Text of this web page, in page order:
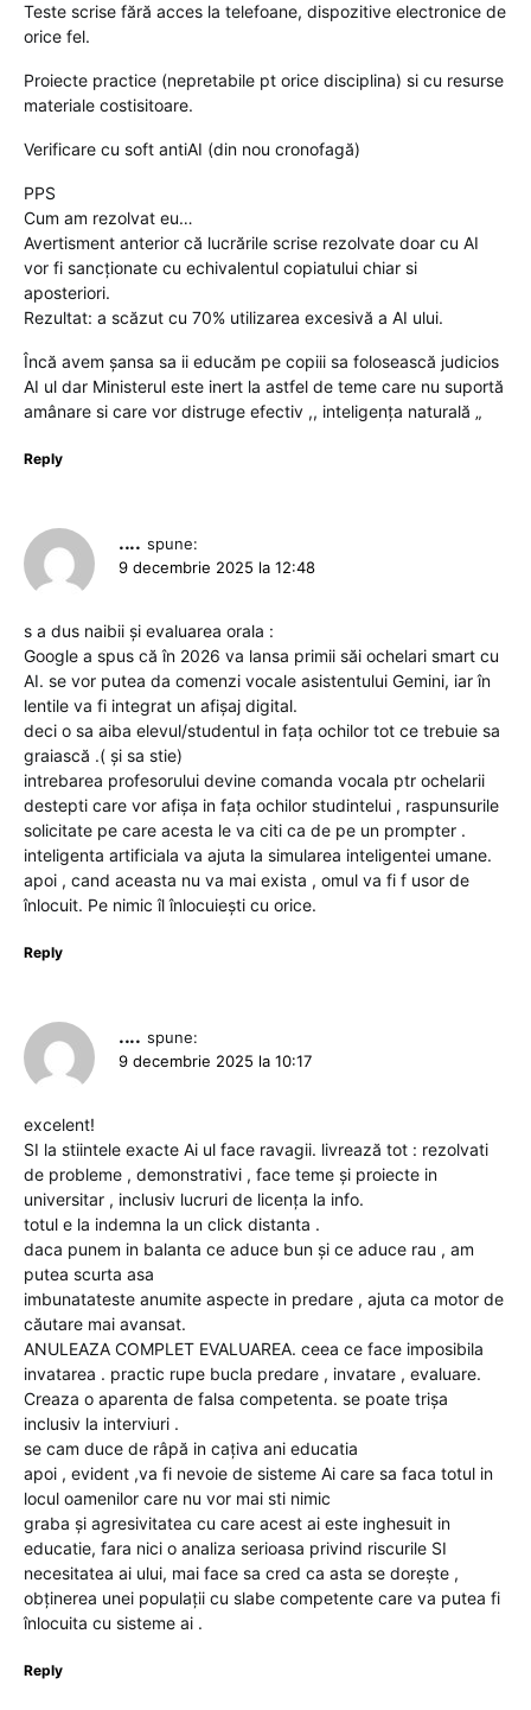
Teste scrise fără acces la telefoane, dispozitive electronice de
orice fel.
Proiecte practice (nepretabile pt orice disciplina) si cu resurse
materiale costisitoare.
Verificare cu soft antiAI (din nou cronofagă)
PPS
Cum am rezolvat eu…
Avertisment anterior că lucrările scrise rezolvate doar cu AI
vor fi sancționate cu echivalentul copiatului chiar si
aposteriori.
Rezultat: a scăzut cu 70% utilizarea excesivă a AI ului.
Încă avem șansa sa ii educăm pe copiii sa folosească judicios
AI ul dar Ministerul este inert la astfel de teme care nu suportă
amânare si care vor distruge efectiv ,, inteligenţa naturală „
Reply
.... spune:
9 decembrie 2025 la 12:48
s a dus naibii și evaluarea orala :
Google a spus că în 2026 va lansa primii săi ochelari smart cu
AI. se vor putea da comenzi vocale asistentului Gemini, iar în
lentile va fi integrat un afișaj digital.
deci o sa aiba elevul/studentul in fața ochilor tot ce trebuie sa
graiască .( și sa stie)
intrebarea profesorului devine comanda vocala ptr ochelarii
destepti care vor afișa in fața ochilor studintelui , raspunsurile
solicitate pe care acesta le va citi ca de pe un prompter .
inteligenta artificiala va ajuta la simularea inteligentei umane.
apoi , cand aceasta nu va mai exista , omul va fi f usor de
înlocuit. Pe nimic îl înlocuiești cu orice.
Reply
.... spune:
9 decembrie 2025 la 10:17
excelent!
SI la stiintele exacte Ai ul face ravagii. livrează tot : rezolvati
de probleme , demonstrativi , face teme și proiecte in
universitar , inclusiv lucruri de licența la info.
totul e la indemna la un click distanta .
daca punem in balanta ce aduce bun și ce aduce rau , am
putea scurta asa
imbunatateste anumite aspecte in predare , ajuta ca motor de
căutare mai avansat.
ANULEAZA COMPLET EVALUAREA. ceea ce face imposibila
invatarea . practic rupe bucla predare , invatare , evaluare.
Creaza o aparenta de falsa competenta. se poate trișa
inclusiv la interviuri .
se cam duce de râpă in cațiva ani educatia
apoi , evident ,va fi nevoie de sisteme Ai care sa faca totul in
locul oamenilor care nu vor mai sti nimic
graba și agresivitatea cu care acest ai este inghesuit in
educatie, fara nici o analiza serioasa privind riscurile SI
necesitatea ai ului, mai face sa cred ca asta se dorește ,
obținerea unei populații cu slabe competente care va putea fi
înlocuita cu sisteme ai .
Reply